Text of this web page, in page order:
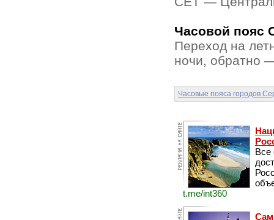
Часовой пояс
Переход на
ночи, обратно
Часовые пояса городов
Все
t.me/int360